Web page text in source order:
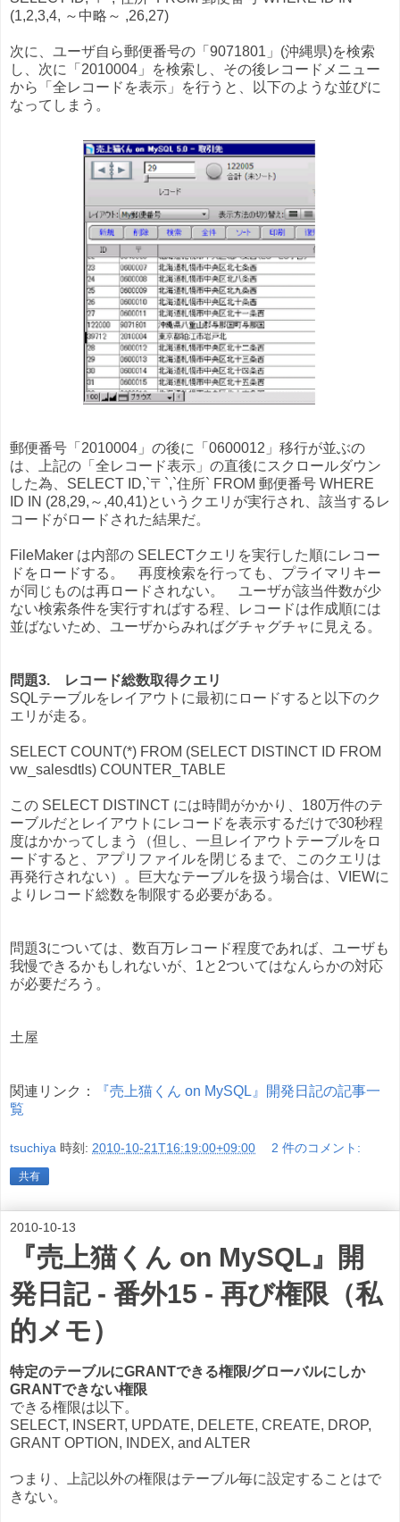
(1,2,3,4, ～中略～ ,26,27)
次に、ユーザ自ら郵便番号の「9071801」(沖縄県)を検索
し、次に「2010004」を検索し、その後レコードメニュー
から「全レコードを表示」を行うと、以下のような並びに
なってしまう。
郵便番号「2010004」の後に「0600012」移行が並ぶの
は、上記の「全レコード表示」の直後にスクロールダウン
した為、SELECT ID,`〒`,`住所` FROM 郵便番号 WHERE
ID IN (28,29,～,40,41)というクエリが実行され、該当するレ
コードがロードされた結果だ。
FileMaker は内部の SELECTクエリを実行した順にレコー
ドをロードする。 再度検索を行っても、プライマリキー
が同じものは再ロードされない。 ユーザが該当件数が少
ない検索条件を実行すればする程、レコードは作成順には
並ばないため、ユーザからみればグチャグチャに見える。
問題3. レコード総数取得クエリ
SQLテーブルをレイアウトに最初にロードすると以下のク
エリが走る。
SELECT COUNT(*) FROM (SELECT DISTINCT ID FROM
vw_salesdtls) COUNTER_TABLE
この SELECT DISTINCT には時間がかかり、180万件のテ
ーブルだとレイアウトにレコードを表示するだけで30秒程
度はかかってしまう（但し、一旦レイアウトテーブルをロ
ードすると、アプリファイルを閉じるまで、このクエリは
再発行されない）。巨大なテーブルを扱う場合は、VIEWに
よりレコード総数を制限する必要がある。
問題3については、数百万レコード程度であれば、ユーザも
我慢できるかもしれないが、1と2ついてはなんらかの対応
が必要だろう。
土屋
関連リンク：
『売上猫くん on MySQL』開発日記の記事一
覧
tsuchiya 時刻: 2010-10-21T16:19:00+09:00 2 件のコメント:
共有
2010-10-13
『売上猫くん on MySQL』開
発日記 - 番外15 - 再び権限（私
的メモ）
特定のテーブルにGRANTできる権限/グローバルにしか
GRANTできない権限
できる権限は以下。
SELECT, INSERT, UPDATE, DELETE, CREATE, DROP,
GRANT OPTION, INDEX, and ALTER
つまり、上記以外の権限はテーブル毎に設定することはで
きない。